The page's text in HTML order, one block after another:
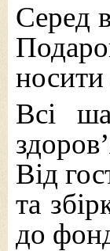
Серед
носити
Всі
Від
та
до